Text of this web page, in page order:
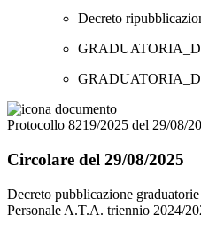
Decreto
Protocollo 8219/2025 del 29/08/
Circolare del 29/08/2025
Decreto pubblicazione
Personale A.T.A. triennio 2024/